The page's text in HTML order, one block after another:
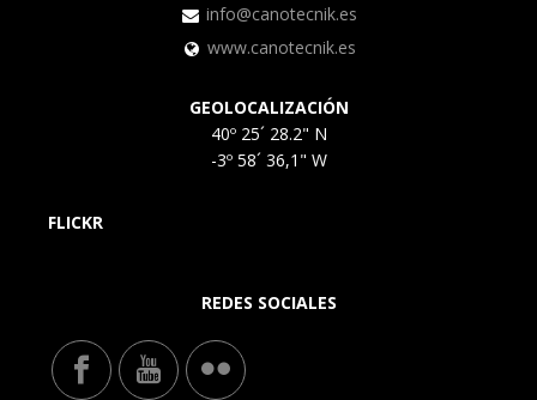
info@canotecnik.es
www.canotecnik.es
GEOLOCALIZACIÓN
40º 25´ 28.2" N
-3º 58´ 36,1" W
FLICKR
REDES SOCIALES